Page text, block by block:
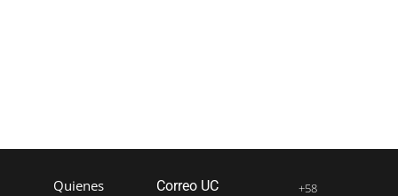
Quienes
Correo UC
+58